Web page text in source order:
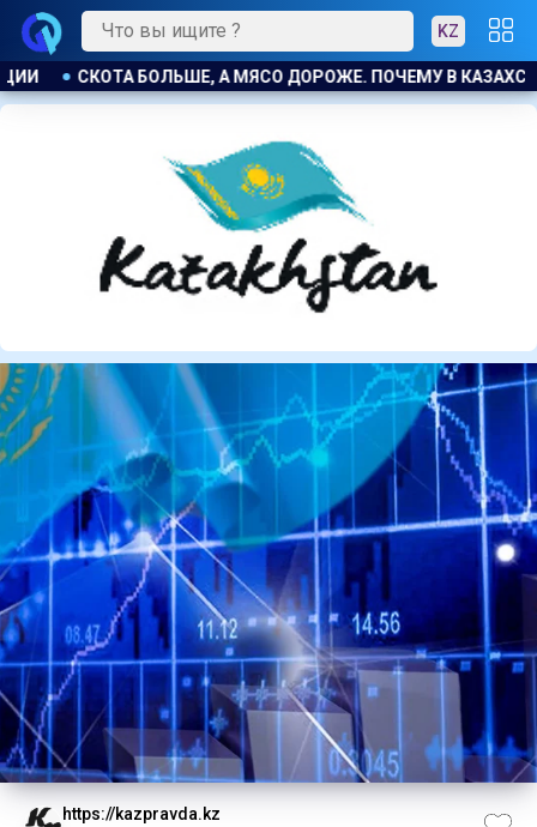
KZ
КАЗАХСТАНЕ ПРОДОЛЖАЮТ РАСТИ ЦЕНЫ НА БАРАНИНУ И
https://kazpravda.kz